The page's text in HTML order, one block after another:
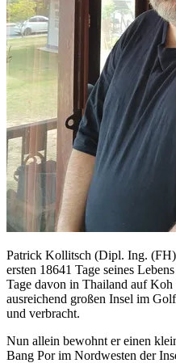
Patrick Kollitsch (Dipl. Ing.
ersten 18641 Tage seines
Tage davon in Thailand auf Koh
ausreichend großen Insel im
und verbracht.
Nun allein bewohnt er einen
Bang Por im Nordwesten der